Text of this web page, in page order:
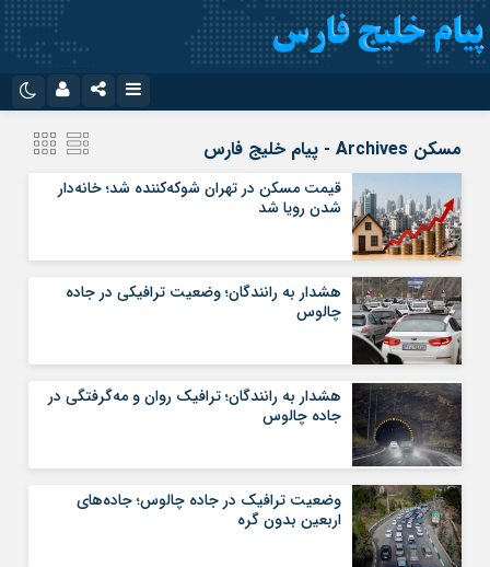
سروش
ایتا
آپارات
رمز عبور
مرا به خاطر بسپار
مسکن Archives - پیام خلیج فارس
قیمت مسکن در تهران شوکه‌کننده شد؛ خانه‌دار
شدن رویا شد
هشدار به رانندگان؛ وضعیت ترافیکی در جاده
چالوس
هشدار به رانندگان؛ ترافیک روان و مه‌گرفتگی در
جاده چالوس
وضعیت ترافیک در جاده چالوس؛ جاده‌های
اربعین بدون گره